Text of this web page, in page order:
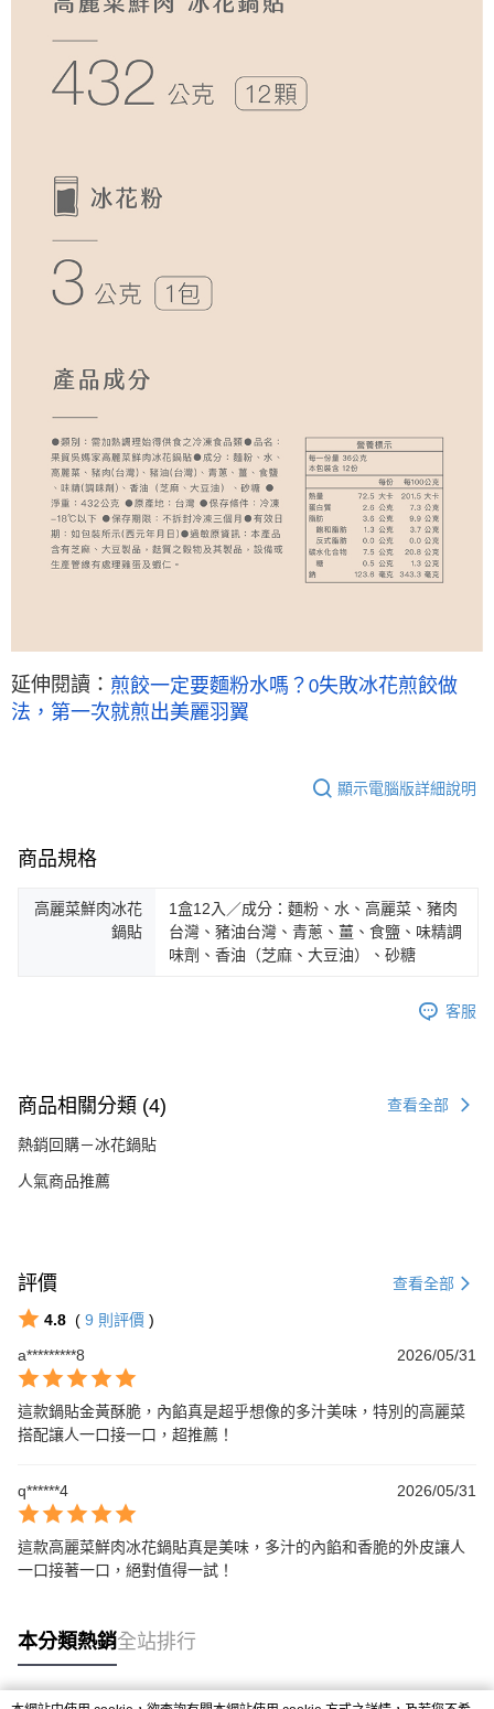
延伸閱讀： 煎餃一定要麵粉水嗎？0失敗冰花煎餃做
法，第一次就煎出美麗羽翼
顯示電腦版詳細說明
商品規格
高麗菜鮮肉冰花
鍋貼
1盒12入／成分：麵粉、水、高麗菜、豬肉
台灣、豬油台灣、青蔥、薑、食鹽、味精調
味劑、香油（芝麻、大豆油）、砂糖
客服
商品相關分類 (4) 查看全部
熱銷回購－冰花鍋貼
人氣商品推薦
評價 查看全部
4.8 ( 9 則評價 )
a*********8
2026/05/31
這款鍋貼金黃酥脆，內餡真是超乎想像的多汁美味，特別的高麗菜
搭配讓人一口接一口，超推薦！
q******4 2026/05/31
這款高麗菜鮮肉冰花鍋貼真是美味，多汁的內餡和香脆的外皮讓人
一口接著一口，絕對值得一試！
本分類熱銷全站排行